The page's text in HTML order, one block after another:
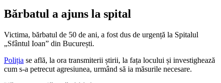
Bărbatul a ajuns la spital
Victima, bărbatul de 50 de ani, a fost dus de urgență la Spitalul
„Sfântul Ioan” din București.
Poliția se află, la ora transmiterii știrii, la fața locului și investighează
cum s-a petrecut agresiunea, urmând să ia măsurile necesare.